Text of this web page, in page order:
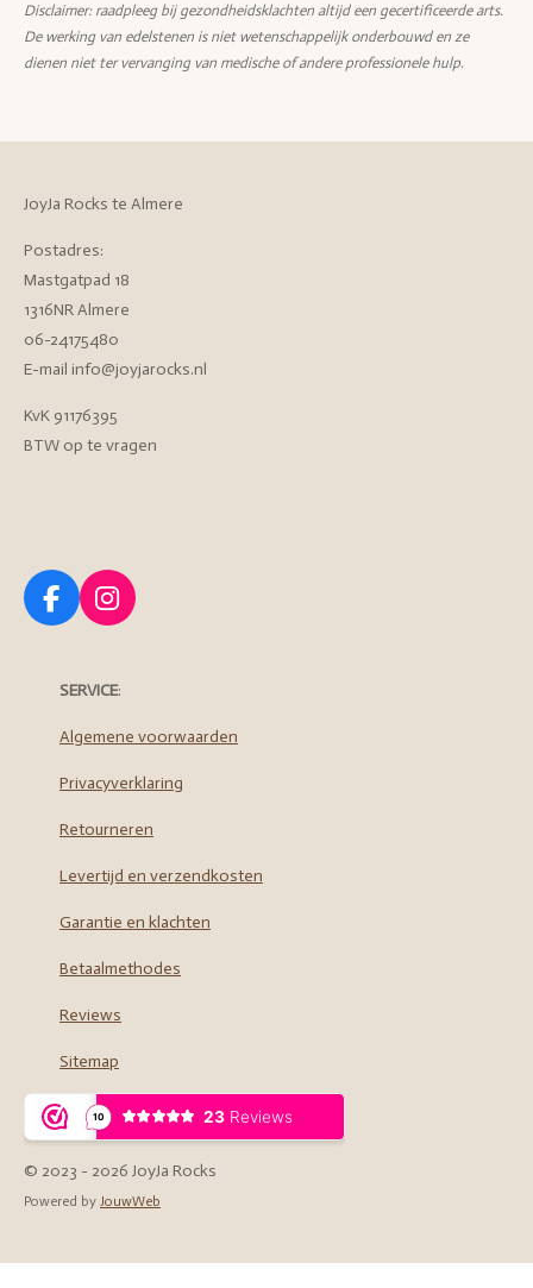
Disclaimer: raadpleeg bij gezondheidsklachten altijd een gecertificeerde arts.
De werking van edelstenen is niet wetenschappelijk onderbouwd en ze
dienen niet ter vervanging van medische of andere professionele hulp.
JoyJa Rocks te Almere
Postadres:
Mastgatpad 18
1316NR Almere
06-24175480
E-mail info@joyjarocks.nl
KvK 91176395
BTW op te vragen
F
a
e
o
k
I
n
t
g
a
SERVICE:
Algemene voorwaarden
Privacyverklaring
Retourneren
Levertijd en verzendkosten
Garantie en klachten
Betaalmethodes
Reviews
Sitemap
© 2023 - 2026 JoyJa Rocks
Powered by JouwWeb